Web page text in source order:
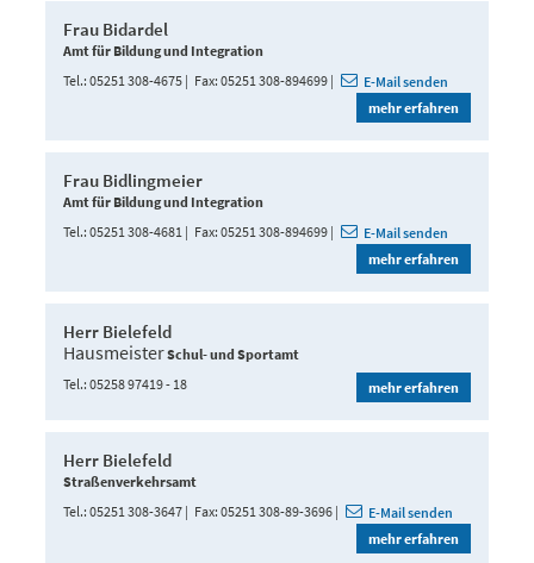
Frau Bidardel
Amt für Bildung und Integration
Tel. 05251 308-4675 Fax 05251 308-894699
E-Mail senden
mehr erfahren
Frau Bidlingmeier
Amt für Bildung und Integration
Tel. 05251 308-4681 Fax 05251 308-894699
E-Mail senden
mehr erfahren
Herr Bielefeld
HausmeisterSchul- und Sportamt
Tel. 05258 97419 - 18 mehr erfahren
Herr Bielefeld
Straßenverkehrsamt
Tel. 05251 308-3647 Fax 05251 308-89-3696
E-Mail senden
mehr erfahren